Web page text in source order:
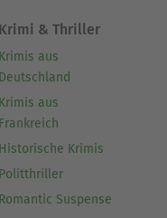
Krimi & Thriller
Krimis aus
Deutschland
Krimis aus
Frankreich
Historische Krimis
Politthriller
Romantic Suspense